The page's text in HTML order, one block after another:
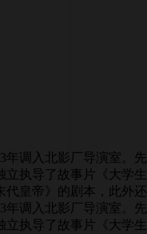
调入北影厂导演室
执导了故事片《大学
皇帝》的剧本，此外
调入北影厂导演室
执导了故事片《大学